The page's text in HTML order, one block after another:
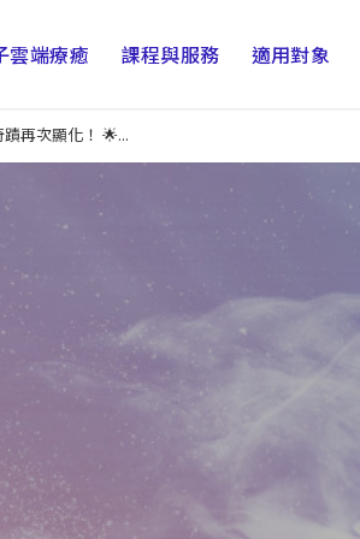
雲端療癒 課程與服務 適用對象
再次顯化！ 🌟...